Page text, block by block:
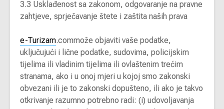
3.3 Usklađenost sa zakonom, odgovaranje na pravne
zahtjeve, sprječavanje štete i zaštita naših prava
e-Turizam.commože objaviti vaše podatke,
uključujući i lične podatke, sudovima, policijskim
tijelima ili vladinim tijelima ili ovlaštenim trećim
stranama, ako i u onoj mjeri u kojoj smo zakonski
obvezani ili je to zakonski dopušteno, ili ako je takvo
otkrivanje razumno potrebno radi: (i) udovoljavanja